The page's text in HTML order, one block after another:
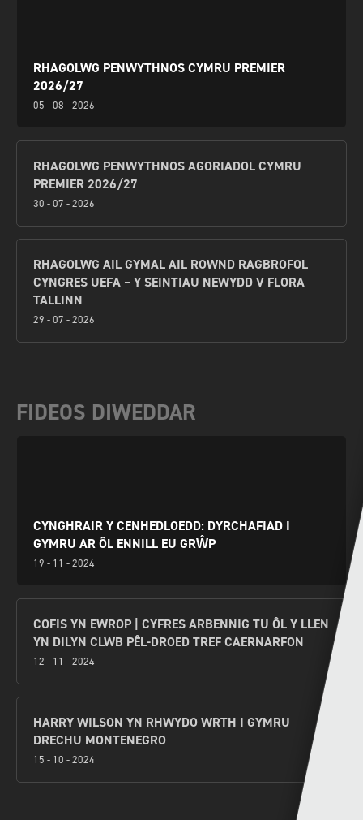
RHAGOLWG PENWYTHNOS CYMRU PREMIER
2026/27
05 - 08 - 2026
RHAGOLWG PENWYTHNOS AGORIADOL CYMRU
PREMIER 2026/27
30 - 07 - 2026
RHAGOLWG AIL GYMAL AIL ROWND RAGBROFOL
CYNGRES UEFA – Y SEINTIAU NEWYDD V FLORA
TALLINN
29 - 07 - 2026
FIDEOS DIWEDDAR
CYNGHRAIR Y CENHEDLOEDD: DYRCHAFIAD I
GYMRU AR ÔL ENNILL EU GRŴP
19 - 11 - 2024
COFIS YN EWROP | CYFRES ARBENNIG TU ÔL Y LLEN
YN DILYN CLWB PÊL-DROED TREF CAERNARFON
12 - 11 - 2024
HARRY WILSON YN RHWYDO WRTH I GYMRU
DRECHU MONTENEGRO
15 - 10 - 2024